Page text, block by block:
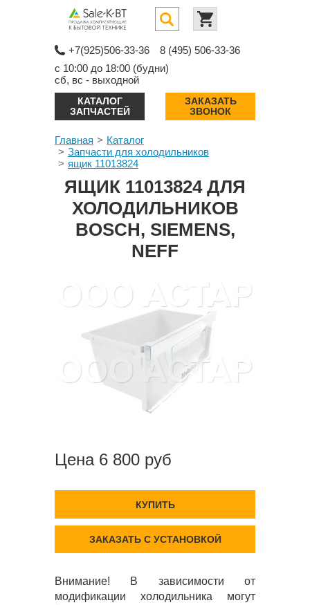
+7(925)506-33-36
8 (495) 506-33-36
с 10:00 до 18:00 (будни)
сб, вс - выходной
КАТАЛОГ
ЗАПЧАСТЕЙ
ЗАКАЗАТЬ
ЗВОНОК
Главная
Каталог
Запчасти для холодильников
ящик 11013824
ЯЩИК 11013824 ДЛЯ
ХОЛОДИЛЬНИКОВ
BOSCH, SIEMENS,
NEFF
Цена 6 800 руб
КУПИТЬ
ЗАКАЗАТЬ С УСТАНОВКОЙ
Внимание! В зависимости от
модификации холодильника могут